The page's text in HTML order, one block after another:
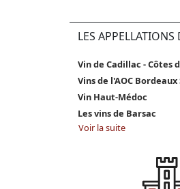
LES
Vin de Cadillac - Côtes
Vins de l'AOC
Vin Haut-Médoc
Les vins de Barsac
Voir la suite